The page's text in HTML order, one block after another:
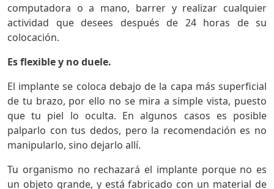
computadora o a mano, barrer y realizar cualquier
actividad que desees después de 24 horas de su
colocación.
Es flexible y no duele.
El implante se coloca debajo de la capa más superficial
de tu brazo, por ello no se mira a simple vista, puesto
que tu piel lo oculta. En algunos casos es posible
palparlo con tus dedos, pero la recomendación es no
manipularlo, sino dejarlo allí.
Tu organismo no rechazará el implante porque no es
un objeto grande, y está fabricado con un material de